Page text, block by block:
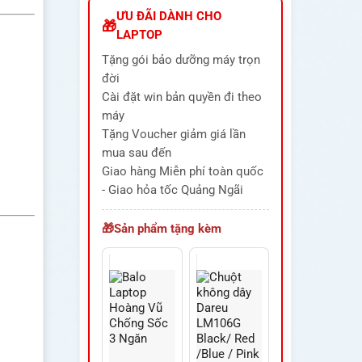
ƯU ĐÃI DÀNH CHO
LAPTOP
Tặng gói bảo dưỡng máy trọn
đời
Cài đặt win bản quyền đi theo
máy
Tặng Voucher giảm giá lần
mua sau đến
Giao hàng Miễn phí toàn quốc
- Giao hỏa tốc Quảng Ngãi
Sản phẩm tặng kèm